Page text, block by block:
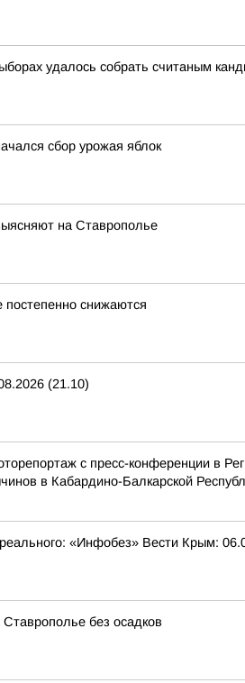
удалось собрать считаным
сбор урожая яблок
на Ставрополье
снижаются
(21.10)
с пресс-конференции в
в Кабардино-Балкарской
«Инфобез» Вести Крым:
без осадков